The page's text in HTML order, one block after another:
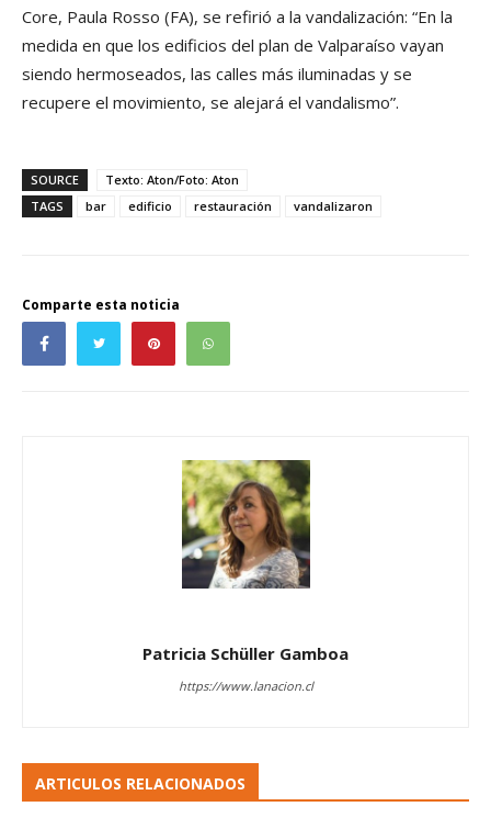
Core, Paula Rosso (FA), se refirió a la vandalización: “En la
medida en que los edificios del plan de Valparaíso vayan
siendo hermoseados, las calles más iluminadas y se
recupere el movimiento, se alejará el vandalismo”.
SOURCE
Texto: Aton/Foto: Aton
TAGS
bar edificio restauración vandalizaron
Comparte esta noticia
Patricia Schüller Gamboa
https://www.lanacion.cl
ARTICULOS RELACIONADOS